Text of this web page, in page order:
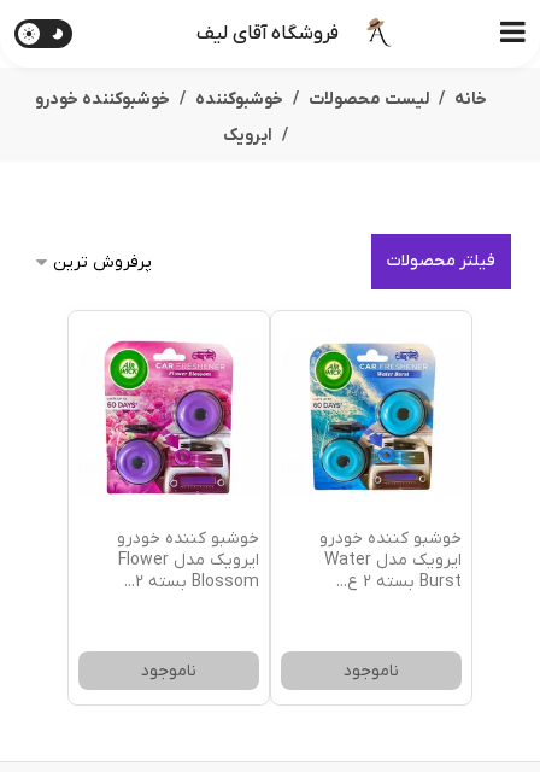
فروشگاه آقای لیف
خانه لیست محصولات خوشبوکننده
خوشبوکننده خودرو
ایرویک
فیلتر محصولات
خوشبو کننده خودرو
ایرویک مدل Water
Burst بسته 2 ع
...
ناموجود
خوشبو کننده خودرو
ایرویک مدل Flower
Blossom بسته 2
...
ناموجود